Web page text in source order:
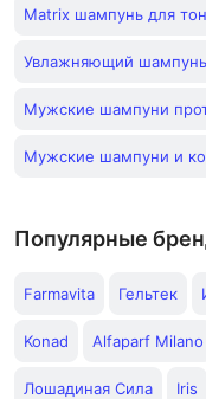
Matrix шампунь для
Увлажняющий
Мужские шампуни
Мужские шампуни и
Популярные
Farmavita Гельтек
Konad Alfaparf Milano
Лошадиная Сила Iris